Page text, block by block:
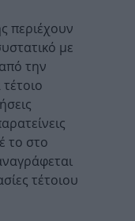
περιέχουν
με
την
το στο
τέτοιου